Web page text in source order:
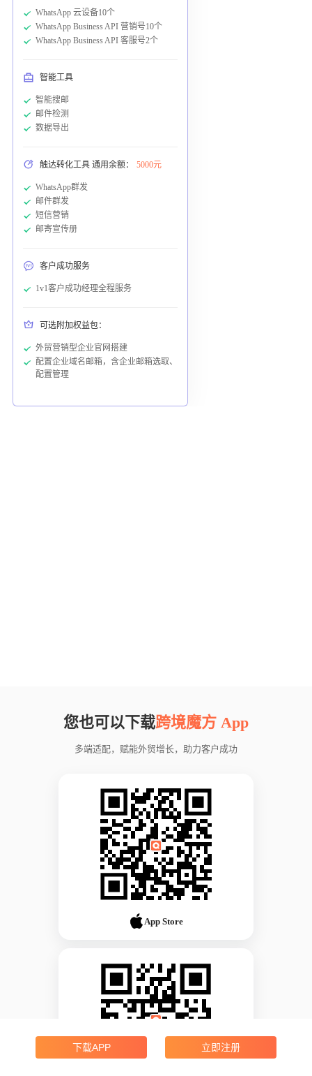
WhatsApp 云设备10个
WhatsApp Business API 营销号10个
WhatsApp Business API 客服号2个
智能工具
智能搜邮
邮件检测
数据导出
触达转化工具 通用余额： 5000元
WhatsApp群发
邮件群发
短信营销
邮寄宣传册
客户成功服务
1v1客户成功经理全程服务
可选附加权益包：
外贸营销型企业官网搭建
配置企业域名邮箱，含企业邮箱选取、
配置管理
您也可以下载跨境魔方 App
多端适配，赋能外贸增长，助力客户成功
App Store
下载APP 立即注册